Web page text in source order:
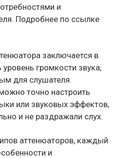
и
Подробнее по ссылке
заключается в
громкости звука,
для слушателя.
точно настроить
или звуковых эффектов,
и не раздражали слух.
аттенюаторов, каждый
и